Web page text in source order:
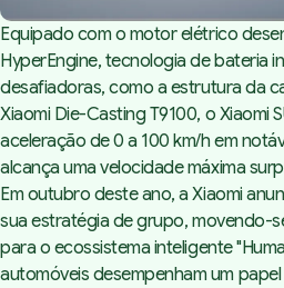
Equipado com o motor elétrico
HyperEngine, tecnologia de bateria
desafiadoras, como a estrutura da
Xiaomi Die-Casting T9100, o Xiaomi
aceleração de 0 a 100 km/h em
alcança uma velocidade máxima
Em outubro deste ano, a Xiaomi
sua estratégia de grupo, movendo-
para o ecossistema inteligente
automóveis desempenham um